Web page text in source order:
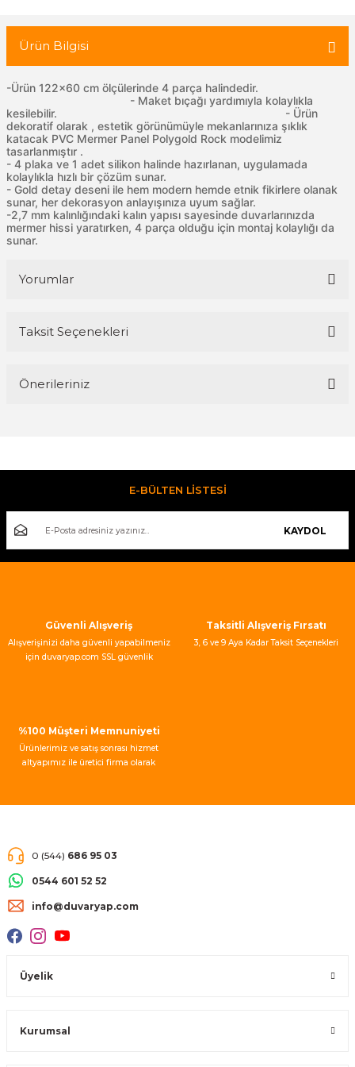
Duvar Kaplama
Ürün Bilgisi
-Ürün 122x60 cm ölçülerinde 4 parça halindedir.
- Maket bıçağı yardımıyla kolaylıkla
kesilebilir. - Ürün
dekoratif olarak , estetik görünümüyle mekanlarınıza şıklık
katacak PVC Mermer Panel Polygold Rock modelimiz
tasarlanmıştır .
- 4 plaka ve 1 adet silikon halinde hazırlanan, uygulamada
kolaylıkla hızlı bir çözüm sunar.
- Gold detay deseni ile hem modern hemde etnik fikirlere olanak
sunar, her dekorasyon anlayışınıza uyum sağlar.
-2,7 mm kalınlığındaki kalın yapısı sayesinde duvarlarınızda
mermer hissi yaratırken, 4 parça olduğu için montaj kolaylığı da
sunar.
Yorumlar
Taksit Seçenekleri
Önerileriniz
Görüş ve önerileriniz için teşekkür ederiz.
Ürün resmi kalitesiz, bozuk veya görüntülenemiyor.
Ürün açıklamasında eksik bilgiler bulunuyor.
Ürün bilgilerinde hatalar bulunuyor.
E-BÜLTEN LİSTESİ
KAYDOL
Güvenli Alışveriş
Alışverişinizi daha güvenli yapabilmeniz
için duvaryap.com SSL güvenlik
Taksitli Alışveriş Fırsatı
3, 6 ve 9 Aya Kadar Taksit Seçenekleri
%100 Müşteri Memnuniyeti
Ürünlerimiz ve satış sonrası hizmet
altyapımız ile üretici firma olarak
0 (544) 686 95 03
0544 601 52 52
info@duvaryap.com
Üyelik
Kurumsal